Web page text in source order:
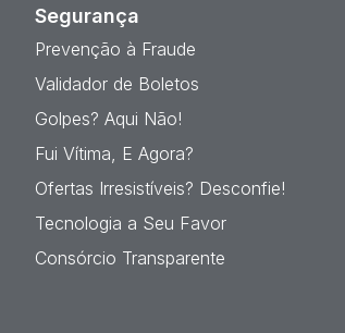
Segurança
Prevenção à Fraude
Validador de Boletos
Golpes? Aqui Não!
Fui Vítima, E Agora?
Ofertas Irresistíveis? Desconfie!
Tecnologia a Seu Favor
Consórcio Transparente